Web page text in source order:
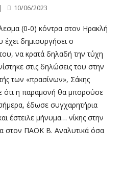
10/06/2023
(0-0) κόντρα στον Ηρακλή
έχει δημιουργήσει ο
να κρατά δηλαδή την τύχη
στις δηλώσεις του στην
των «πρασίνων», Σάκης
η παραμονή θα μπορούσε
έδωσε συγχαρητήρια
έστειλε μήνυμα… νίκης στην
στον ΠΑΟΚ Β. Αναλυτικά όσα